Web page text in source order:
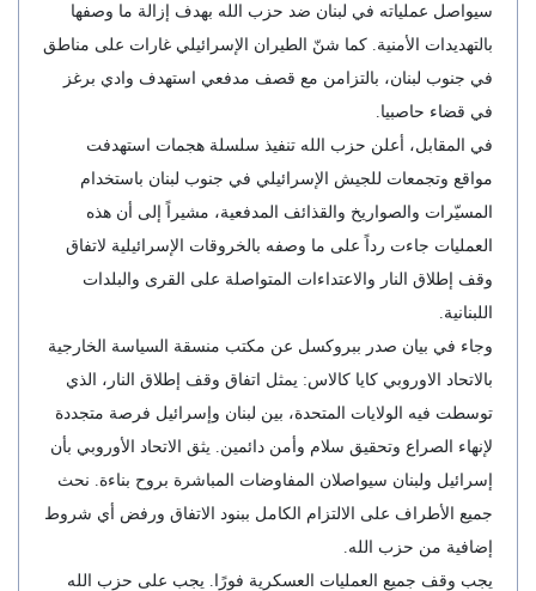
سيواصل عملياته في لبنان ضد حزب الله بهدف إزالة ما وصفها
بالتهديدات الأمنية. كما شنّ الطيران الإسرائيلي غارات على مناطق
في جنوب لبنان، بالتزامن مع قصف مدفعي استهدف وادي برغز
في قضاء حاصبيا.
في المقابل، أعلن حزب الله تنفيذ سلسلة هجمات استهدفت
مواقع وتجمعات للجيش الإسرائيلي في جنوب لبنان باستخدام
المسيّرات والصواريخ والقذائف المدفعية، مشيراً إلى أن هذه
العمليات جاءت رداً على ما وصفه بالخروقات الإسرائيلية لاتفاق
وقف إطلاق النار والاعتداءات المتواصلة على القرى والبلدات
اللبنانية.
وجاء في بيان صدر ببروكسل عن مكتب منسقة السياسة الخارجية
بالاتحاد الاوروبي كايا كالاس: يمثل اتفاق وقف إطلاق النار، الذي
توسطت فيه الولايات المتحدة، بين لبنان وإسرائيل فرصة متجددة
لإنهاء الصراع وتحقيق سلام وأمن دائمين. يثق الاتحاد الأوروبي بأن
إسرائيل ولبنان سيواصلان المفاوضات المباشرة بروح بناءة. نحث
جميع الأطراف على الالتزام الكامل ببنود الاتفاق ورفض أي شروط
إضافية من حزب الله.
يجب وقف جميع العمليات العسكرية فورًا. يجب على حزب الله